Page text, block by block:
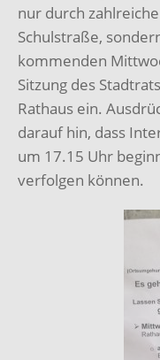
nur durch
Schulstraße,
kommenden
Sitzung des
Rathaus ein.
darauf hin, dass
um 17.15 Uhr
verfolgen können.